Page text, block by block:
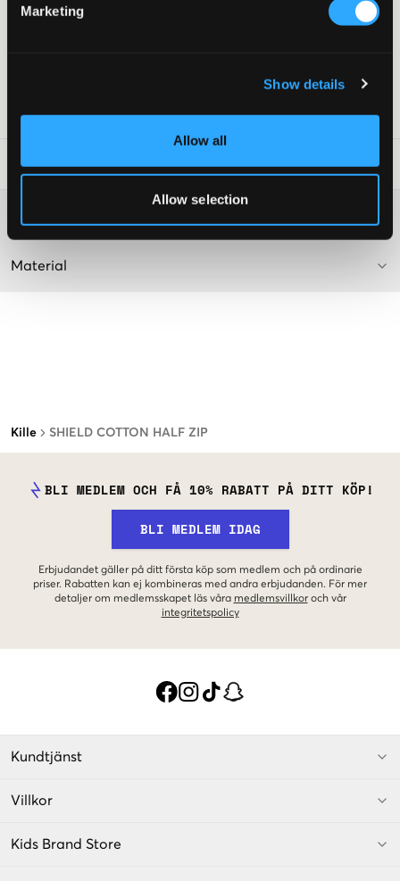
Marketing
Show details
Allow all
Allow selection
Kille SHIELD COTTON HALF ZIP
Half-zip
Art.nr:126569-001
Tvättråd:
Material
BLI MEDLEM OCH FÅ 10% RABATT PÅ DITT KÖP!
BLI MEDLEM IDAG
Erbjudandet gäller på ditt första köp som medlem och på ordinarie
priser. Rabatten kan ej kombineras med andra erbjudanden. För mer
detaljer om medlemsskapet läs våra medlemsvillkor och vår
integritetspolicy
Kundtjänst
Villkor
Kids Brand Store